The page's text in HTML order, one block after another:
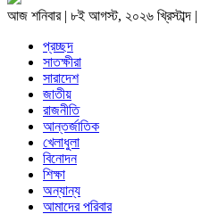
আজ শনিবার| ৮ই আগস্ট, ২০২৬ খ্রিস্টাব্দ |
প্রচ্ছদ
সাতক্ষীরা
সারাদেশ
জাতীয়
রাজনীতি
আন্তর্জাতিক
খেলাধুলা
বিনোদন
শিক্ষা
অন্যান্য
আমাদের পরিবার